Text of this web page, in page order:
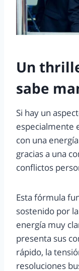
Un
sabe
Si hay un
especialmente
con una
gracias a una
conflictos
Esta fórmula
sostenido por
energía muy
presenta sus
rápido, la
resoluciones